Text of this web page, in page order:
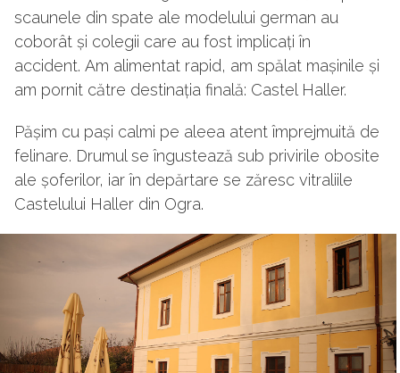
scaunele din spate ale modelului german au
coborât și colegii care au fost implicați în
accident. Am alimentat rapid, am spălat mașinile și
am pornit către destinația finală: Castel Haller.
Pășim cu pași calmi pe aleea atent împrejmuită de
felinare. Drumul se îngustează sub privirile obosite
ale șoferilor, iar în depărtare se zăresc vitraliile
Castelului Haller din Ogra.